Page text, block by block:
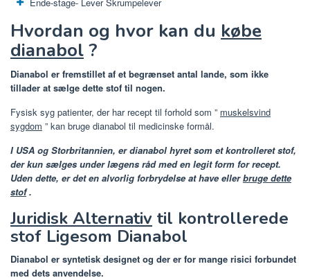
Ende-stage- Lever Skrumpelever
Hvordan og hvor kan du købe
dianabol ?
Dianabol er fremstillet af et begrænset antal lande, som ikke
tillader at sælge dette stof til nogen.
Fysisk syg patienter, der har recept til forhold som ” muskelsvind
sygdom ” kan bruge dianabol til medicinske formål.
I USA og Storbritannien, er dianabol hyret som et kontrolleret stof,
der kun sælges under lægens råd med en legit form for recept.
Uden dette, er det en alvorlig forbrydelse at have ellerbruge dette
stof.
Juridisk Alternativ til kontrollerede
stof Ligesom Dianabol
Dianabol er syntetisk designet og der er for mange risici forbundet
med dets anvendelse.